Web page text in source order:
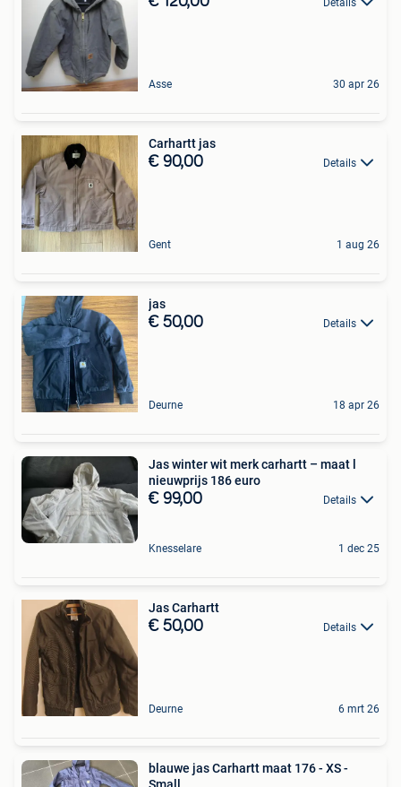
Asse 30 apr 26
Carhartt jas
€ 90,00 Details
Gent 1 aug 26
jas
€ 50,00 Details
Deurne 18 apr 26
Jas winter wit merk carhartt – maat l
nieuwprijs 186 euro
€ 99,00 Details
Knesselare 1 dec 25
Jas Carhartt
€ 50,00 Details
Deurne 6 mrt 26
blauwe jas Carhartt maat 176 - XS -